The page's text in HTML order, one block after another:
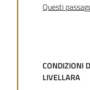
Questi
CONDIZIONI
LIVELLARA